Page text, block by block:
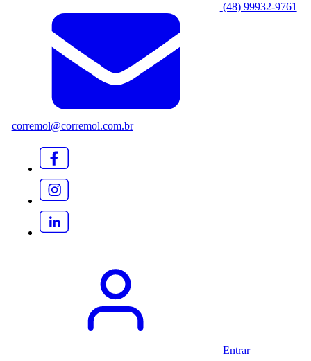
(48) 99932-9761
corremol@corremol.com.br
Entrar